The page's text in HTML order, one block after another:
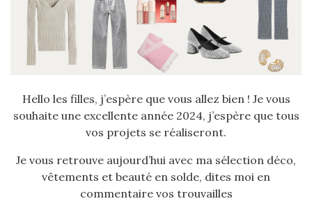
Hello les filles, j’espère que vous allez bien ! Je vous
souhaite une excellente année 2024, j’espère que tous
vos projets se réaliseront.
Je vous retrouve aujourd’hui avec ma sélection déco,
vêtements et beauté en solde, dites moi en
commentaire vos trouvailles